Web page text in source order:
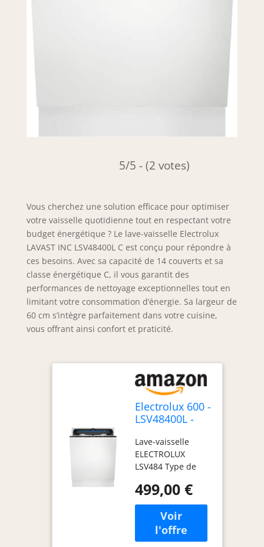
5/5 - (2 votes)
Vous cherchez une solution efficace pour optimiser
votre vaisselle quotidienne tout en respectant votre
budget énergétique ? Le lave-vaisselle Electrolux
LAVAST INC LSV48400L C est conçu pour répondre à
ces besoins. Avec sa capacité de 14 couverts et sa
classe énergétique C, il vous garantit des
performances de nettoyage exceptionnelles tout en
limitant votre consommation d’énergie. Sa largeur de
60 cm s’intègre parfaitement dans votre cuisine,
vous offrant ainsi confort et praticité.
Electrolux 600 -
LSV48400L -
encastrable, 14
couverts,
SatelliteClean,
bac à couverts
MaxiFlex, 60
cm, classe
énergétique C
Lave-vaisselle
ELECTROLUX
LSV484 Type de
DISHWASHER
Marque: Electrolux
499,00 €